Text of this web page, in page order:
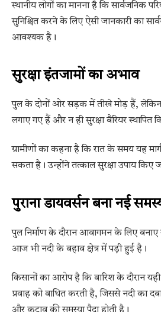
स्थानीय लोगों का मानना है कि सार्वजनिक
सुनिश्चित करने के लिए ऐसी जानकारी का
आवश्यक है।
सुरक्षा इंतजामों का अभाव
पुल के दोनों ओर सड़क में तीखे मोड़ हैं, लेकिन
लगाए गए हैं और न ही सुरक्षा बैरियर स्थापित
ग्रामीणों का कहना है कि रात के समय यह
सकता है। उन्होंने तत्काल सुरक्षा उपाय किए
पुराना डायवर्सन बना नई
पुल निर्माण के दौरान आवागमन के लिए बनाए
आज भी नदी के बहाव क्षेत्र में पड़ी हुई है।
किसानों का आरोप है कि बारिश के दौरान यही
प्रवाह को बाधित करती है, जिससे नदी का